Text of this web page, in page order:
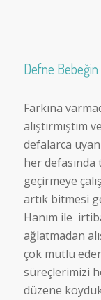
Defne
Farkına
alıştırmıştım
defalarca
her
geçirmeye
artık bitmesi
Hanım ile
ağlatmadan
çok mutlu
süreçlerimizi
düzene